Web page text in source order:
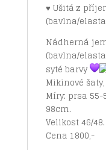
♥ Ušitá z
(bavlna/
Nádherná
(bavlna/
syté barvy
Mikinové
Míry: prsa
98cm.
Velikost 46/48.
Cena 1800,-